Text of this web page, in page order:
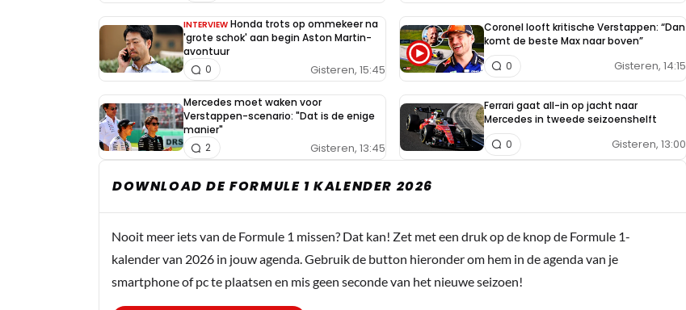
INTERVIEW Honda trots op ommekeer na
'grote schok' aan begin Aston Martin-
avontuur
Gisteren, 15:45
0
Coronel looft kritische Verstappen: “Dan
komt de beste Max naar boven”
Gisteren, 14:15
0
Mercedes moet waken voor
Verstappen-scenario: "Dat is de enige
manier"
Gisteren, 13:45
2
Ferrari gaat all-in op jacht naar
Mercedes in tweede seizoenshelft
Gisteren, 13:00
0
DOWNLOAD DE FORMULE 1 KALENDER 2026
Nooit meer iets van de Formule 1 missen? Dat kan! Zet met een druk op de knop de Formule 1-
kalender van 2026 in jouw agenda. Gebruik de button hieronder om hem in de agenda van je
smartphone of pc te plaatsen en mis geen seconde van het nieuwe seizoen!